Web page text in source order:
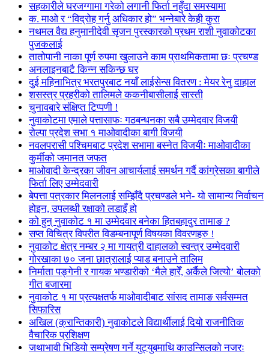
सहकारीले घरजग्गामा गरेको लगानी फिर्ता नहुँदा समस्यामा
क. माओ र “विद्रोह गर्नु अधिकार हो” भन्नेबारे केही कुरा
नथमल वैद्य हनुमानीदेवी सृजन पुरस्कारको प्रथम राशी नुवाकोटका
पुजकलाई
तातोपानी नाका पूर्ण रुपमा खुलाउने काम प्राथमिकतामा छः प्रचण्ड
अनलाइनबाटै किन्न सकिन्छ घर
दुई महिनाभित्र भरतपुरबाट नयाँ लाईसेन्स वितरण : मेयर रेनु दाहाल
शसस्त्र प्रहरीको तालिमले ककनीबासीलाई सास्ती
चुनावबारे संक्षिप्त टिप्पणी !
नुवाकोटमा एमाले पत्तासाफः गठबन्धनका सबै उम्मेदवार विजयी
रोल्पा प्रदेश सभा १ माओवादीका बागी विजयी
नवलपरासी पश्चिमबाट प्रदेश सभामा बस्नेत विजयीः माओवादीका
कुर्मीको जमानत जफत
माओवादी केन्द्रका जीवन आचार्यलाई समर्थन गर्दै कांग्रेसका बागीले
फिर्ता लिए उम्मेदवारी
बेपत्ता पत्रकार मिलनलाई सम्झिँदै प्रचण्डले भने- यो सामान्य निर्वाचन
होइन, उपलब्धी रक्षाको लडाइँ हो
को हुन् नुवाकोट १ मा उम्मेदवार बनेका हितबहादुर तामाङ ?
सप्त विचित्र विपरीत विडम्बनापूर्ण विषयका विवरणहरु !
नुवाकोट क्षेत्र नम्बर २ मा गायत्री दाहालको स्वन्त्र उम्मेदवारी
गोरखाका ७० जना छात्रालाई प्याड बनाउने तालिम
निर्माता पङ्गेनी र गायक भण्डारीको ‘मैले हारेँ, अर्कैले जित्यो’ बोलको
गीत बजारमा
नुवाकोट १ मा प्रत्यक्षतर्फ माओवादीबाट सांसद तामाङ सर्वसम्मत
सिफारिस
अखिल (क्रान्तिकारी) नुवाकोटले विद्यार्थीलाई दियो राजनीतिक
वैचारिक प्रशिक्षण
जथाभावी भिडियो सम्प्रेषण गर्ने युट्युबमाथि काउन्सिलको नजरः